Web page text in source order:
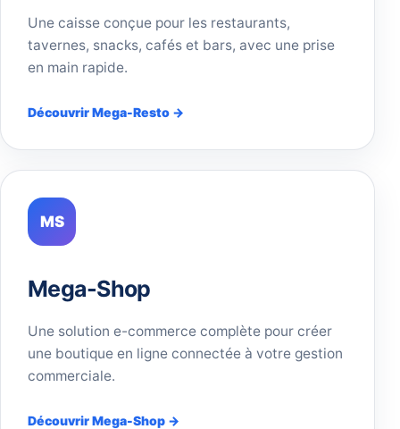
Une caisse conçue pour les restaurants,
tavernes, snacks, cafés et bars, avec une prise
en main rapide.
Découvrir Mega-Resto →
MS
Mega-Shop
Une solution e-commerce complète pour créer
une boutique en ligne connectée à votre gestion
commerciale.
Découvrir Mega-Shop →